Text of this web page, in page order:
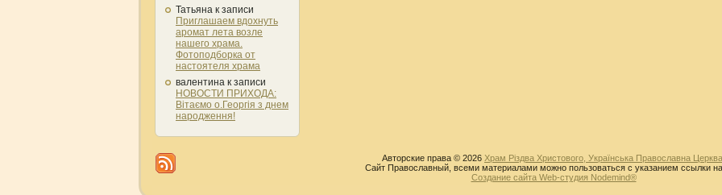
Татьяна к записи
Приглашаем вдохнуть
аромат лета возле
нашего храма.
Фотоподборка от
настоятеля храма
валентина к записи
НОВОСТИ ПРИХОДА:
Вітаємо о.Георгія з днем
народження!
Авторские права © 2026 Храм Різдва Христового, Українська Православна Церква.
Сайт Православный, всеми материалами можно пользоваться с указанием ссылки на
Создание сайта Web-студия Nodemind®